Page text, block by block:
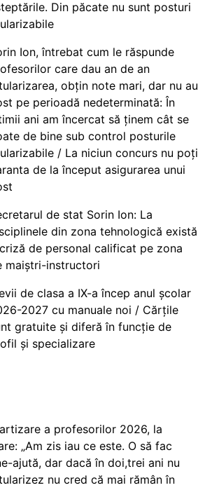
Din păcate nu sunt posturi
Ion, întrebat cum le răspunde
care dau an de an
obțin note mari, dar nu au
pe perioadă nedeterminată: În
ani am încercat să ținem cât se
de bine sub control posturile
/ La niciun concurs nu poți
de la început asigurarea unui
de stat Sorin Ion: La
din zona tehnologică există
de personal calificat pe zona
maiștri-instructori
de clasa a IX-a încep anul școlar
2027 cu manuale noi / Cărțile
gratuite și diferă în funcție de
și specializare
a profesorilor 2026, la
„Am zis iau ce este. O să fac
ajută, dar dacă în doi,trei ani nu
nu cred că mai rămân în